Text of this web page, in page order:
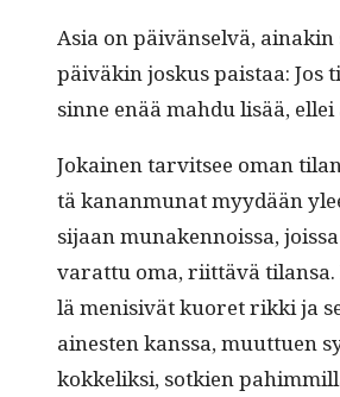
Asia on päivän­selvä,
päiväkin joskus pais­taa: Jos
sinne enää mah­du lisää,
Jokainen tarvit­see oman
tä kanan­mu­nat myy­dään
sijaan munaken­nois­sa,
varat­tu oma, riit­tävä
lä meni­sivät kuoret rik­ki ja
ainesten kanssa, muuttuen
kokke­lik­si, sotkien